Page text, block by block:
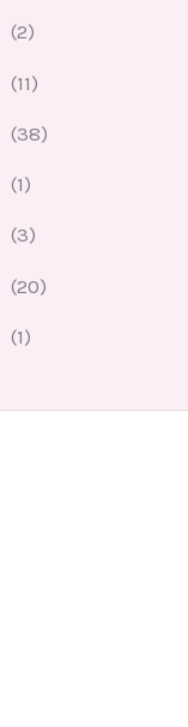
(2)
(11)
(38)
(1)
(3)
(20)
(1)